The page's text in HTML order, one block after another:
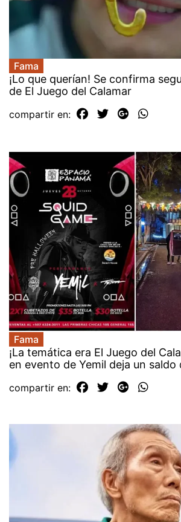
Fama
¡Lo que querían! Se confirma
de El Juego del Calamar
compartir en:
Fama
¡La temática era El Juego del
en evento de Yemil deja un
compartir en: